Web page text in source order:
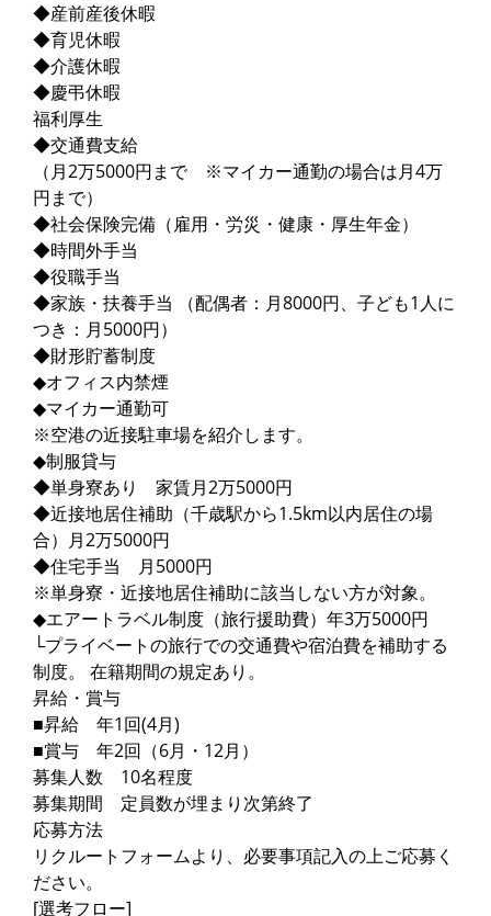
◆産前産後休暇
◆育児休暇
◆介護休暇
◆慶弔休暇
福利厚生
◆交通費支給
（月2万5000円まで ※マイカー通勤の場合は月4万
円まで）
◆社会保険完備（雇用・労災・健康・厚生年金）
◆時間外手当
◆役職手当
◆家族・扶養手当 （配偶者：月8000円、子ども1人に
つき：月5000円）
◆財形貯蓄制度
◆オフィス内禁煙
◆マイカー通勤可
※空港の近接駐車場を紹介します。
◆制服貸与
◆単身寮あり 家賃月2万5000円
◆近接地居住補助（千歳駅から1.5km以内居住の場
合）月2万5000円
◆住宅手当 月5000円
※単身寮・近接地居住補助に該当しない方が対象。
◆エアートラベル制度（旅行援助費）年3万5000円
└プライベートの旅行での交通費や宿泊費を補助する
制度。 在籍期間の規定あり。
昇給・賞与
■昇給 年1回(4月)
■賞与 年2回（6月・12月）
募集人数 10名程度
募集期間 定員数が埋まり次第終了
応募方法
リクルートフォームより、必要事項記入の上ご応募く
ださい。
[選考フロー]